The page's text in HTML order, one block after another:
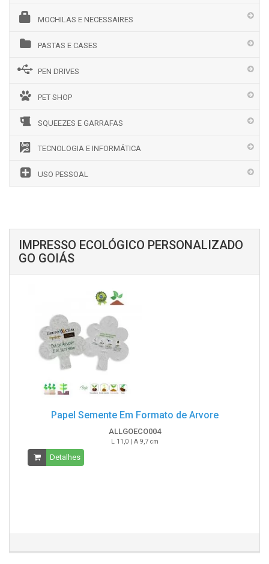
MOCHILAS E NECESSAIRES
PASTAS E CASES
PEN DRIVES
PET SHOP
SQUEEZES E GARRAFAS
TECNOLOGIA E INFORMÁTICA
USO PESSOAL
IMPRESSO ECOLÓGICO PERSONALIZADO
GO GOIÁS
Papel Semente Em Formato de Arvore
ALLGOECO004
L 11,0 | A 9,7 cm
Detalhes